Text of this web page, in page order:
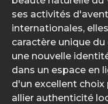
ses activités
internationales,
caractère unique
une nouvelle
dans un espace en
d'un excellent
allier authenticité